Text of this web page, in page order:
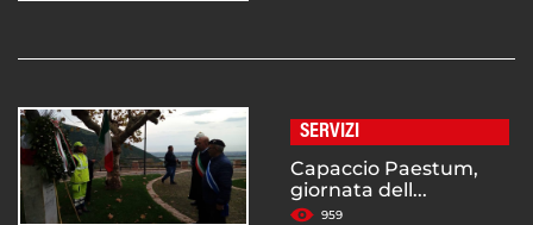
SERVIZI
Capaccio Paestum,
giornata dell...
959